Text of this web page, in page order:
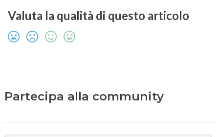
Valuta la qualità di questo articolo
Partecipa alla community